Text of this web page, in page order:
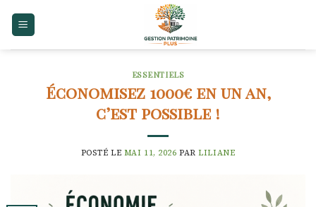
ESSENTIELS
Économisez 1000€ en un an,
c’est possible !
POSTÉ LE MAI 11, 2026 PARLILIANE